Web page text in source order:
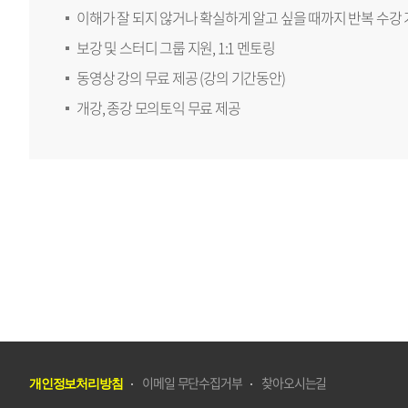
이해가 잘 되지 않거나 확실하게 알고 싶을 때까지 반복 수강
보강 및 스터디 그룹 지원, 1:1 멘토링
동영상 강의 무료 제공 (강의 기간동안)
개강, 종강 모의토익 무료 제공
개인정보처리방침 이메일 무단수집거부 찾아오시는길